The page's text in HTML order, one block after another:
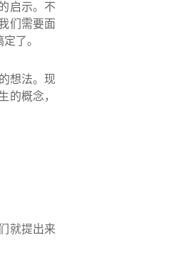
启示。不
们需要面
了。
想法。现
的概念，
就提出来